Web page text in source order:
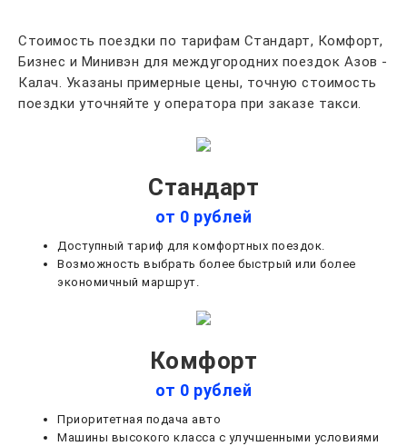
Стоимость поездки по тарифам Стандарт, Комфорт,
Бизнес и Минивэн для междугородних поездок Азов -
Калач. Указаны примерные цены, точную стоимость
поездки уточняйте у оператора при заказе такси.
Стандарт
от 0 рублей
Доступный тариф для комфортных поездок.
Возможность выбрать более быстрый или более
экономичный маршрут.
Комфорт
от 0 рублей
Приоритетная подача авто
Машины высокого класса с улучшенными условиями